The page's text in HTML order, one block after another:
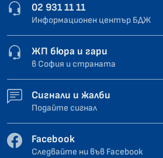
02 931 11 11
Информационен център БДЖ
ЖП бюра и гари
в София и страната
Сигнали и жалби
Подайте сигнал
Facebook
Следвайте ни във Facebook